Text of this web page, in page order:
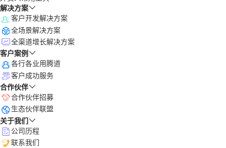
解决方案
客户开发解决方案
全场景解决方案
全渠道增长解决方案
客户案例
各行各业用腾道
客户成功服务
合作伙伴
合作伙伴招募
生态伙伴联盟
关于我们
公司历程
联系我们